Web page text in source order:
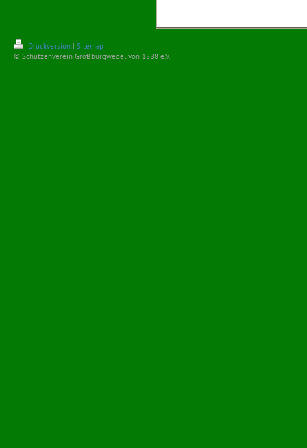
Druckversion | Sitemap
© Schützenverein Großburgwedel von 1888 e.V.